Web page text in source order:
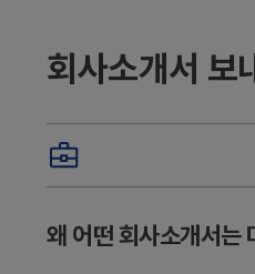
회사소개서 보
왜 어떤 회사소개서는